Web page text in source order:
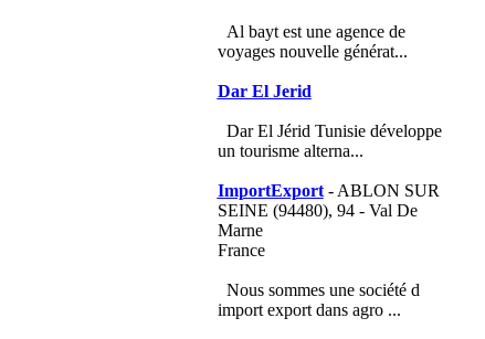
Al bayt est une agence de
voyages nouvelle générat...
Dar El Jerid
Dar El Jérid Tunisie développe
un tourisme alterna...
ImportExport- ABLON SUR
SEINE (94480), 94 - Val De
Marne
France
Nous sommes une société d
import export dans agro ...